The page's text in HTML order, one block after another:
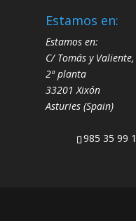
Estamos en:
Estamos en:
C/ Tomás y Valiente,
2ª planta
33201 Xixón
Asturies (Spain)
985 35 99